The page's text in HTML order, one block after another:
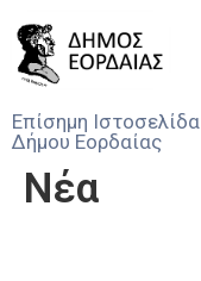
Επίσημη Ιστοσελίδα
Δήμου Εορδαίας
Δήμος
Νέα